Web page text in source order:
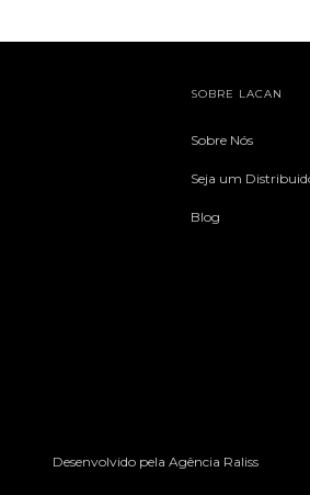
SOBRE LACAN
Sobre Nós
Seja um
Blog
Desenvolvido pela Agência Raliss